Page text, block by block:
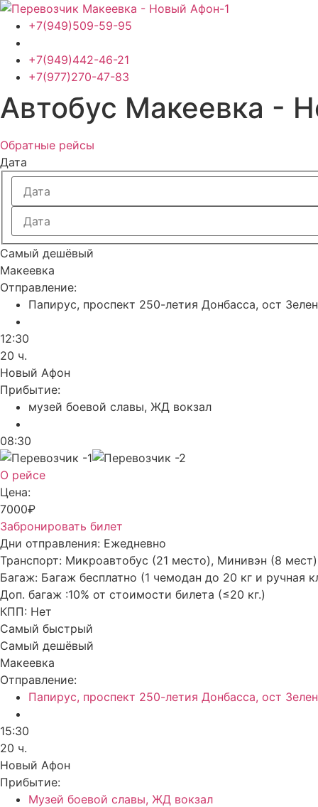
Перейти
содержимому
+7(949)509-59-95
+7(949)442-46-21
+7(977)270-47-83
Автобус Макеевка -
Обратные рейсы
Дата
Самый дешёвый
Макеевка
Отправление:
Папирус, проспект 250-летия Донбасса, ост
12:30
20 ч.
Новый Афон
Прибытие:
музей боевой славы, ЖД вокзал
08:30
О рейсе
Цена:
7000₽
Забронировать билет
Дни отправления: Ежедневно
Транспорт: Микроавтобус (21 место), Минивэн (8 мест)
Багаж: Багаж бесплатно (1 чемодан до 20 кг и ручная
Доп. багаж :10% от стоимости билета (≤20 кг.)
КПП: Нет
Самый быстрый
Самый дешёвый
Макеевка
Отправление:
Папирус, проспект 250-летия Донбасса, ост
15:30
20 ч.
Новый Афон
Прибытие:
Музей боевой славы, ЖД вокзал